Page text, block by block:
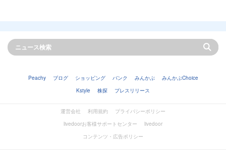
Peachy ブログ ショッピング バンク みんかぶ
みんかぶChoice
Kstyle
株探 プレスリリース
運営会社 利用規約
プライバシーポリシー
livedoorお客様サポートセンター
livedoor
コンテンツ・広告ポリシー